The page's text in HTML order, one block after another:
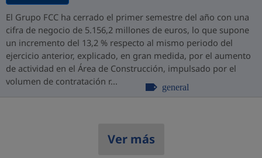
El Grupo FCC ha cerrado el primer semestre del año con una
cifra de negocio de 5.156,2 millones de euros, lo que supone
un incremento del 13,2 % respecto al mismo periodo del
ejercicio anterior, explicado, en gran medida, por el aumento
de actividad en el Área de Construcción, impulsado por el
volumen de contratación r...
general
Ver más